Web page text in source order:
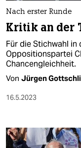
berlin
wahrheit
verlag
verlag
shop
Nach erster Runde
Kritik an der
Für die Stichwahl
Oppositionspartei
Chancengleichheit.
Von Jürgen
16.5.2023